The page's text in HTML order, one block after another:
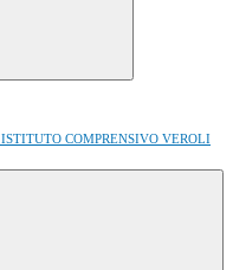
ISTITUTO COMPRENSIVO VEROLI